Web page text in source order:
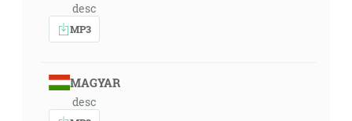
desc
MP3
MAGYAR
desc